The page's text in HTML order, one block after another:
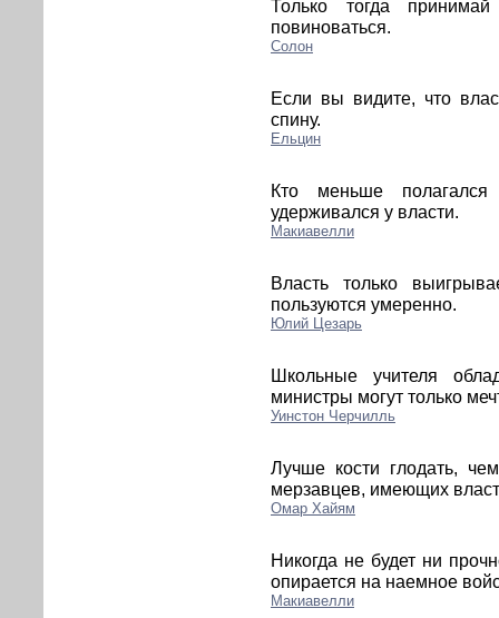
Только тогда
повиноваться.
Солон
Если вы видите, что
спину.
Ельцин
Кто меньше
удерживался у власти.
Макиавелли
Власть только
пользуются умеренно.
Юлий Цезарь
Школьные учителя
министры могут только
Уинстон Черчилль
Лучше кости глодать,
мерзавцев, имеющих
Омар Хайям
Никогда не будет ни
опирается на наемное
Макиавелли